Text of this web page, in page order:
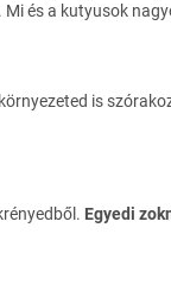
és a kutyusok
is
Egyedi